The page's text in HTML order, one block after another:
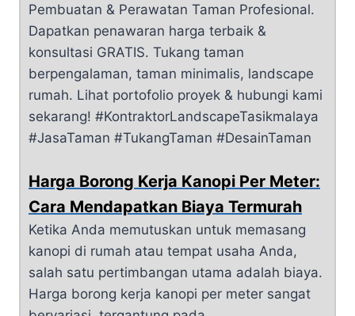
Pembuatan & Perawatan Taman Profesional.
Dapatkan penawaran harga terbaik &
konsultasi GRATIS. Tukang taman
berpengalaman, taman minimalis, landscape
rumah. Lihat portofolio proyek & hubungi kami
sekarang! #KontraktorLandscapeTasikmalaya
#JasaTaman #TukangTaman #DesainTaman
Harga Borong Kerja Kanopi Per Meter:
Cara Mendapatkan Biaya Termurah
Ketika Anda memutuskan untuk memasang
kanopi di rumah atau tempat usaha Anda,
salah satu pertimbangan utama adalah biaya.
Harga borong kerja kanopi per meter sangat